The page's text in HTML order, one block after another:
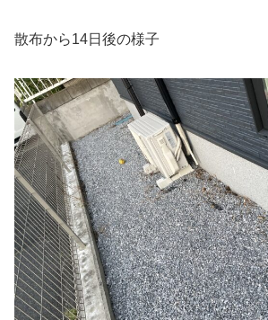
散布から14日後の様子